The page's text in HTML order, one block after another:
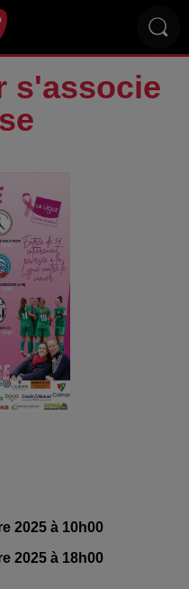
s'associe
2025 à 10h00
2025 à 18h00